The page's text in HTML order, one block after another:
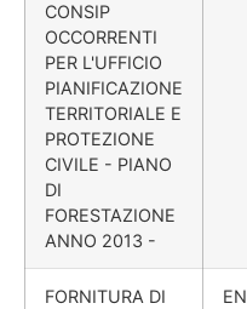
CONSIP
OCCORRENTI
PER L'UFFICIO
PIANIFICAZIONE
TERRITORIALE E
PROTEZIONE
CIVILE - PIANO
DI
FORESTAZIONE
ANNO 2013 -
FORNITURA DI